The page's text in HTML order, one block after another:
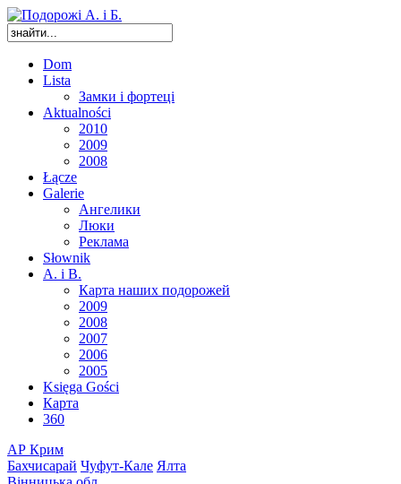
Dom
Lista
Замки і фортеці
Aktualności
2010
2009
2008
Łącze
Galerie
Ангелики
Люки
Реклама
Słownik
A. i B.
Карта наших подорожей
2009
2008
2007
2006
2005
Księga Gości
Карта
360
АР Крим
Бахчисарай Чуфут-Кале Ялта